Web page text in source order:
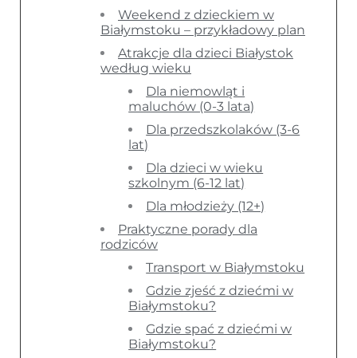
Weekend z dzieckiem w
Białymstoku – przykładowy plan
Atrakcje dla dzieci Białystok
według wieku
Dla niemowląt i
maluchów (0-3 lata)
Dla przedszkolaków (3-6
lat)
Dla dzieci w wieku
szkolnym (6-12 lat)
Dla młodzieży (12+)
Praktyczne porady dla
rodziców
Transport w Białymstoku
Gdzie zjeść z dziećmi w
Białymstoku?
Gdzie spać z dziećmi w
Białymstoku?